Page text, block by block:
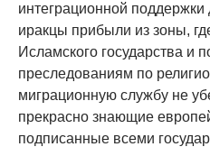
интеграционной поддержки
иракцы прибыли из зоны,
Исламского государства и
преследованиям по
миграционную службу не
прекрасно знающие
подписанные всеми